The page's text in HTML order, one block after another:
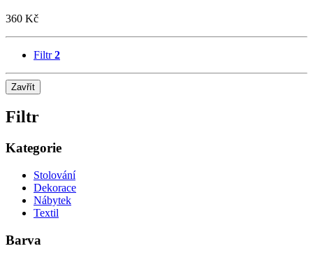
360 Kč
Filtr2
Zavřít
Filtr
Kategorie
Stolování
Dekorace
Nábytek
Textil
Barva